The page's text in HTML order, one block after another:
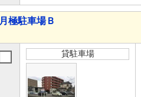
月極駐車場Ｂ
貸駐車場